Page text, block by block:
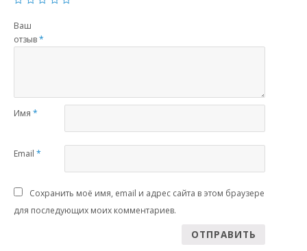
Ваш
отзыв*
Имя*
Email*
Сохранить моё имя, email и адрес сайта в этом браузере
для последующих моих комментариев.